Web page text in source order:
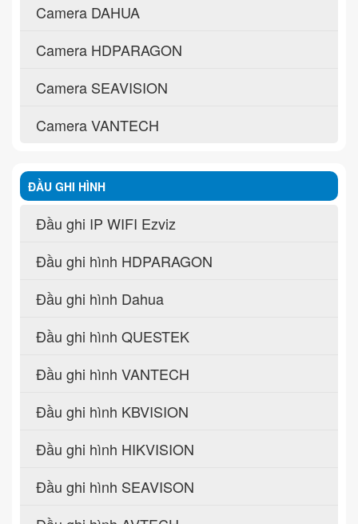
Camera DAHUA
Camera HDPARAGON
Camera SEAVISION
Camera VANTECH
ĐẦU GHI HÌNH
Đầu ghi IP WIFI Ezviz
Đầu ghi hình HDPARAGON
Đầu ghi hình Dahua
Đầu ghi hình QUESTEK
Đầu ghi hình VANTECH
Đầu ghi hình KBVISION
Đầu ghi hình HIKVISION
Đầu ghi hình SEAVISON